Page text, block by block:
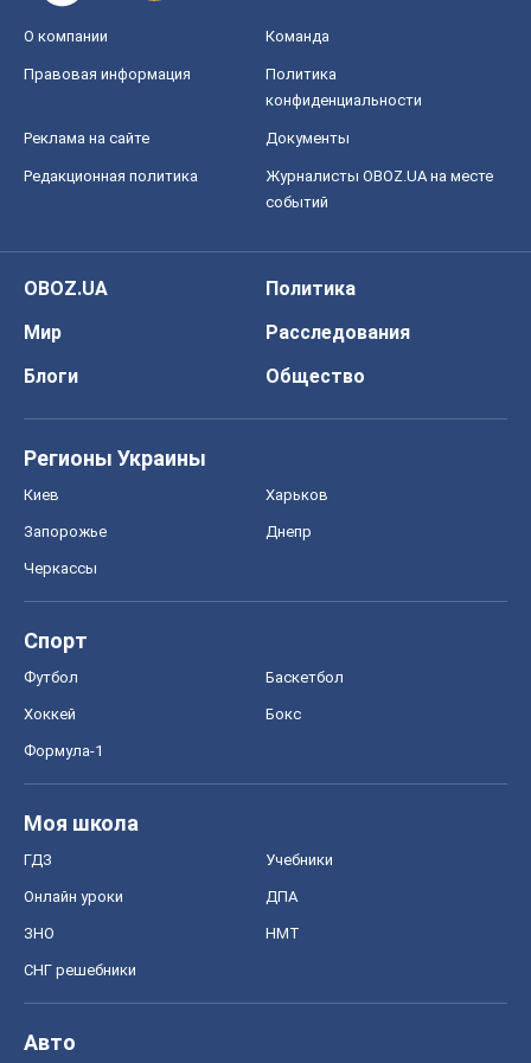
О компании Команда
Правовая информация
Политика
конфиденциальности
Реклама на сайте Документы
Редакционная политика
Журналисты OBOZ.UA на месте
событий
OBOZ.UA
Политика
Мир
Расследования
Блоги
Общество
Регионы Украины
Киев Харьков
Запорожье Днепр
Черкассы
Спорт
Футбол Баскетбол
Хоккей Бокс
Формула-1
Моя школа
ГДЗ Учебники
Онлайн уроки ДПА
ЗНО НМТ
СНГ решебники
Авто